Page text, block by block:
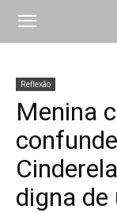
Reflexão
Menina
digna de